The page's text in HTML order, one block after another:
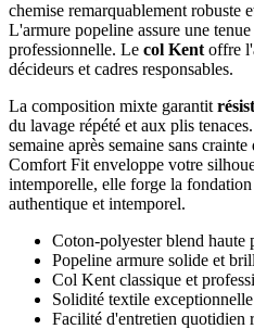
chemise remarquablement robuste
L'armure popeline assure une
professionnelle. Le col Kent offre
décideurs et cadres responsables.
La composition mixte garantit
du lavage répété et aux plis
semaine après semaine sans
Comfort Fit enveloppe votre
intemporelle, elle forge la
authentique et intemporel.
Coton-polyester blend haute
Popeline armure solide et
Col Kent classique et
Solidité textile exceptionnelle
Facilité d'entretien quotidien